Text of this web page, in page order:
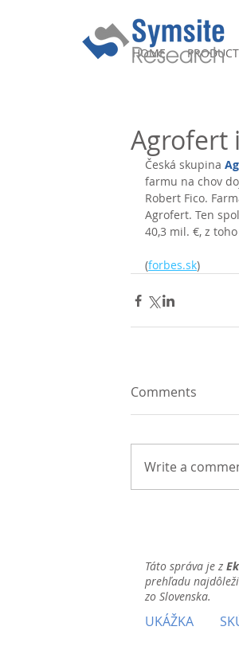
HOME
Agrofert
Česká skupina
farmu na chov
Robert Fico.
Agrofert. Ten
40,3 mil. €, z
(forbes.sk)
Comments
Write a
Táto správa je z
prehľadu
zo Slovenska.
UKÁŽKA